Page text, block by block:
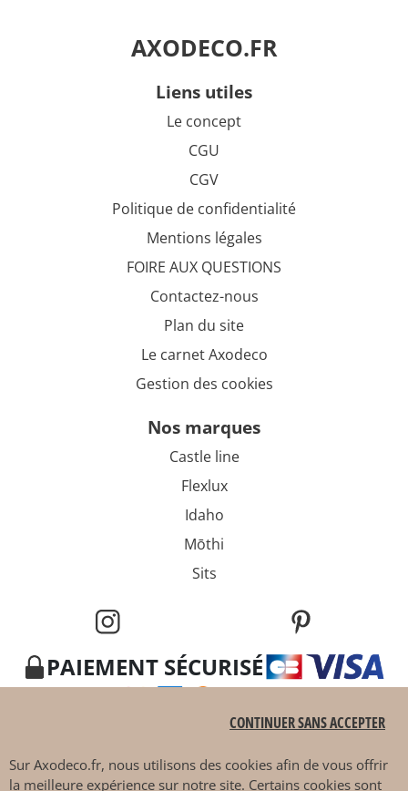
AXODECO.FR
liens utiles
Le concept
CGU
CGV
Politique de confidentialité
Mentions légales
FOIRE AUX QUESTIONS
Contactez-nous
Plan du site
Le carnet Axodeco
Gestion des cookies
nos marques
Castle line
Flexlux
Idaho
Mōthi
Sits
PAIEMENT SÉCURISÉ
Sur Axodeco.fr, nous utilisons des cookies afin de vous offrir
la meilleure expérience sur notre site. Certains cookies sont
CONTINUER SANS ACCEPTER